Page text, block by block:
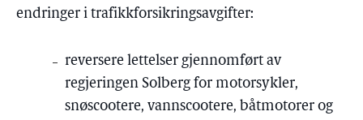
endringer i trafikkforsikringsavgifter:
reversere lettelser gjennomført av
regjeringen Solberg for motorsykler,
snøscootere, vannscootere, båtmotorer og